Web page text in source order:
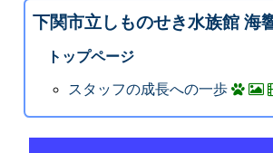
下関市立しものせき水族館 海
トップページ
スタッフの成長への一歩